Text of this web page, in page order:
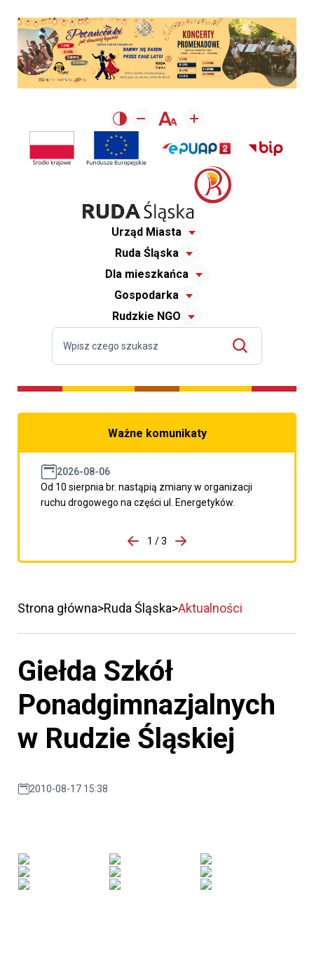
Urząd Miasta
Ruda Śląska
Dla mieszkańca
Gospodarka
Rudzkie NGO
Ważne komunikaty
2026-08-06
Od 10 sierpnia br. nastąpią zmiany w organizacji
ruchu drogowego na części ul. Energetyków.
porzpedniego komunikatu
1 / 3
Przejdź do następnego
Strona główna Ruda Śląska Aktualności
Giełda Szkół
Ponadgimnazjalnych
w Rudzie Śląskiej
2010-08-17 15:38